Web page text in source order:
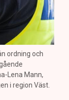
ordning och
Lena Mann,
i region Väst.